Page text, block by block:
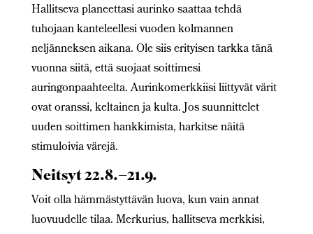
Hallitseva planeettasi aurinko saattaa tehdä
tuhojaan kanteleellesi vuoden kolmannen
neljänneksen aikana. Ole siis erityisen tarkka tänä
vuonna siitä, että suojaat soittimesi
auringonpaahteelta. Aurinkomerkkiisi liittyvät värit
ovat oranssi, keltainen ja kulta. Jos suunnittelet
uuden soittimen hankkimista, harkitse näitä
stimuloivia värejä.
Neitsyt 22.8.–21.9.
Voit olla hämmästyttävän luova, kun vain annat
luovuudelle tilaa. Merkurius, hallitseva merkkisi,